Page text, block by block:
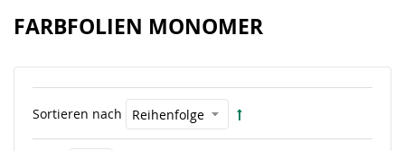
FARBFOLIEN MONOMER
Sortieren nach